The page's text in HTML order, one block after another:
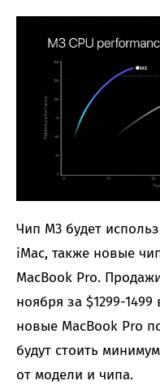
Чип M3 будет
iMac, также новые
MacBook Pro.
ноября за $1299-
новые MacBook Pro
будут стоить
от модели и чипа.